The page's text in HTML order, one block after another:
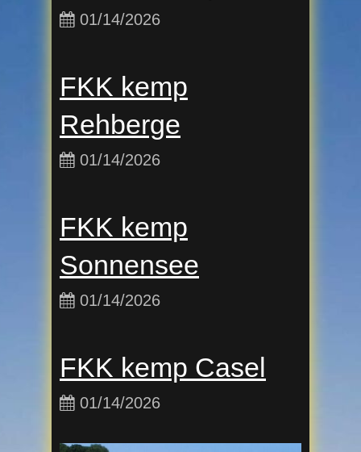
01/14/2026
FKK kemp
Rehberge
01/14/2026
FKK kemp
Sonnensee
01/14/2026
FKK kemp Casel
01/14/2026